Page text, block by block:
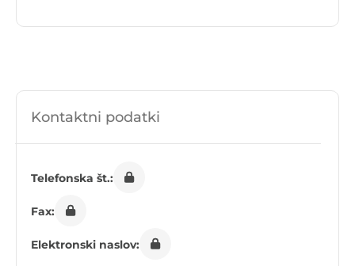
Kontaktni podatki
Telefonska št.:
Fax:
Elektronski naslov: